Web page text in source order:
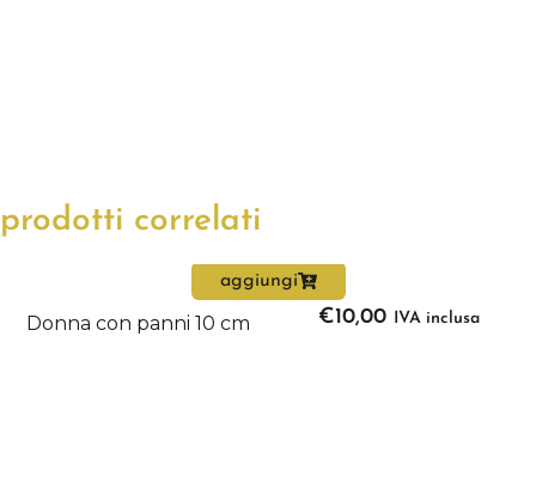
prodotti correlati
aggiungi
Donna con panni 10 cm €10,00 IVA inclusa